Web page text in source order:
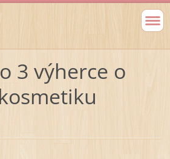
3 výherce o